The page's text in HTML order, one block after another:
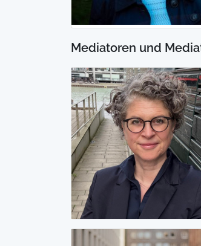
Mediatoren und